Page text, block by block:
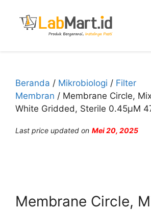
Beranda / Mikrobiologi / Filter
Membran / Membrane Circle,
White Gridded, Sterile 0.45µM
Last price updated on Mei 20, 2025
Membrane Circle,